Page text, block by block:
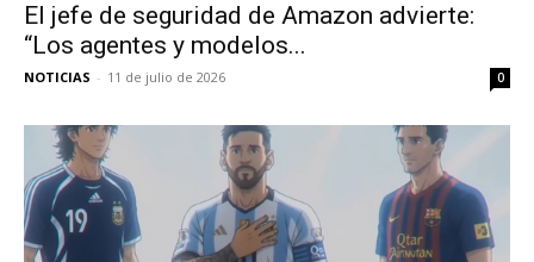
El jefe de seguridad de Amazon advierte:
“Los agentes y modelos...
NOTICIAS - 11 de julio de 2026 0